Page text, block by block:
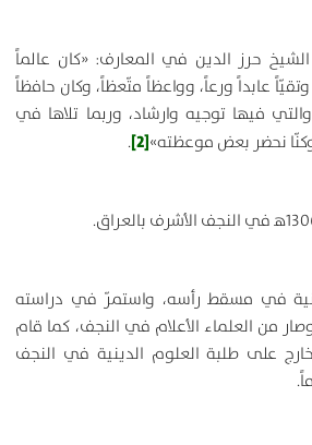
حرز الدين في المعارف: «كان عالماً
عابداً ورعاً، وواعظاً متّعظاً، وكان حافظاً
فيها توجيه وارشاد، وربما تلاها في
وكنّا نحضر بعض موعظته»[2]
.
في مسقط رأسه، واستمرّ في دراسته
من العلماء الأعلام في النجف، كما قام
على طلبة العلوم الدينية في النجف